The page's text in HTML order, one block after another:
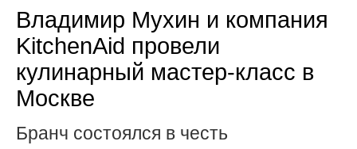
Владимир Мухин и компания
KitchenAid провели
кулинарный мастер-класс в
Москве
Бранч состоялся в честь